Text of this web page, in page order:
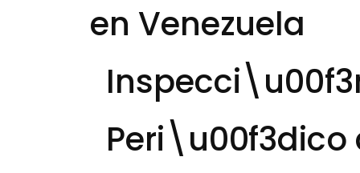
en Venezuela
Peri\u00f3dico